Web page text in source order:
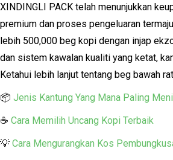
XINDINGLI PACK telah menunjukkan
premium dan proses pengeluaran
lebih 500,000 beg kopi dengan injap
dan sistem kawalan kualiti yang ketat,
Ketahui lebih lanjut tentang beg bawah
📦 Jenis Kantung Yang Mana Paling
☕ Cara Memilih Uncang Kopi Terbaik
💡 Cara Mengurangkan Kos